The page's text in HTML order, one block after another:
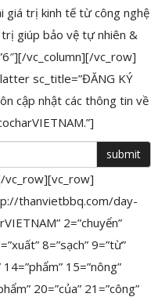
giá trị kinh tế từ công nghệ
trị giúp bảo vệ tự nhiên &
vc_column][/vc_row]
sc_title=”ĐĂNG KÝ
cập nhật các thông tin về
thanvietbbq.com/day-
2=”chuyển”
8=”sạch” 9=”từ”
14=”phẩm” 15=”nông”
20=”của” 21=”công”